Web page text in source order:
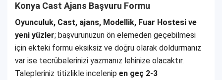
Konya Cast Ajans Başvuru Formu
Oyunculuk, Cast, ajans, Modellik, Fuar Hostesi ve
yeni yüzler; başvurunuzun ön elemeden geçebilmesi
için ekteki formu eksiksiz ve doğru olarak doldurmanız
var ise tecrübelerinizi yazmanız lehinize olacaktır.
Talepleriniz titizlikle incelenip en geç 2-3